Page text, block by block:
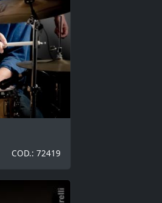
COD.: 72419